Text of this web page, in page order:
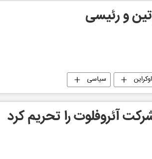
و رئیسی
اوکراین سیاسی
آئروفلوت را تحریم کرد